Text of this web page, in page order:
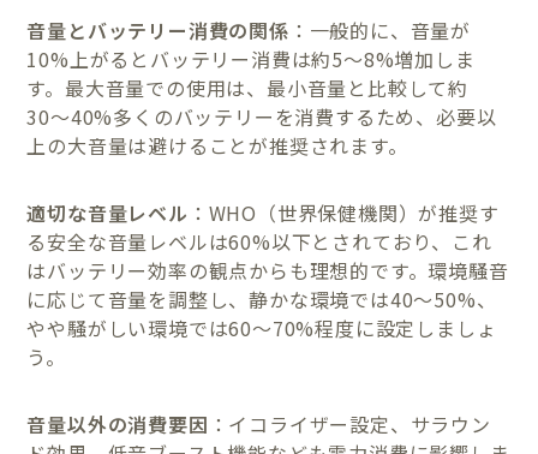
音量とバッテリー消費の関係 ：一般的に、音量が
10%上がるとバッテリー消費は約5〜8%増加しま
す。最大音量での使用は、最小音量と比較して約
30〜40%多くのバッテリーを消費するため、必要以
上の大音量は避けることが推奨されます。
適切な音量レベル ：WHO（世界保健機関）が推奨す
る安全な音量レベルは60%以下とされており、これ
はバッテリー効率の観点からも理想的です。環境騒音
に応じて音量を調整し、静かな環境では40〜50%、
やや騒がしい環境では60〜70%程度に設定しましょ
う。
音量以外の消費要因 ：イコライザー設定、サラウン